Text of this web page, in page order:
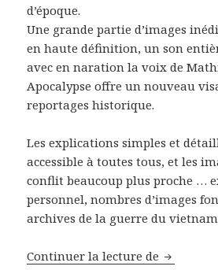
d’époque.
Une grande partie d’images
en haute définition, un son
avec en naration la voix de
Apocalypse offre un nouveau
reportages historique.
Les explications simples et
accessible à toutes tous, et les
conflit beaucoup plus proche …
personnel, nombres d’images
archives de la guerre du
Continuer la lecture de Série